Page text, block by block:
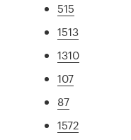
515
1513
1310
107
87
1572